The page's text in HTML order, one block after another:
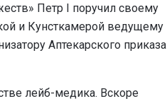
Петр I поручил своему
и Кунсткамерой ведущему
Аптекарского приказа
лейб-медика. Вскоре